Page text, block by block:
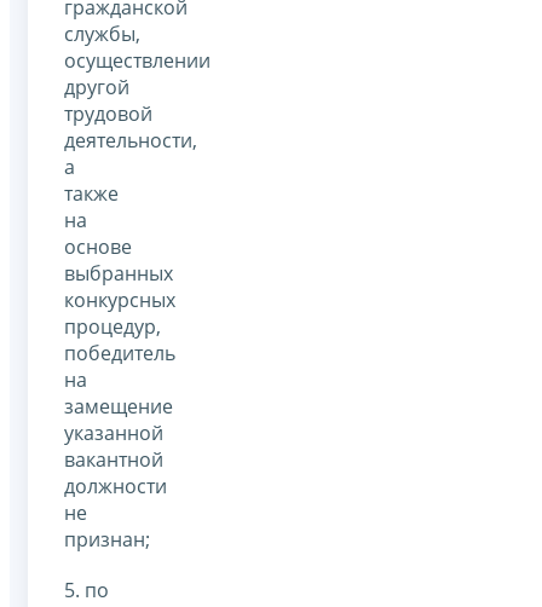
гражданской
службы,
осуществлении
другой
трудовой
деятельности,
а
также
на
основе
выбранных
конкурсных
процедур,
победитель
на
замещение
указанной
вакантной
должности
не
признан;
5. по